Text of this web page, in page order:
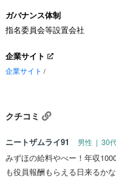
ガバナンス体制
指名委員会等設置会社
企業サイト
企業サイト /
クチコミ
ニートザムライ91 男性 | 30
みずほの給料やべー！年収
も役員報酬もらえる日来るか